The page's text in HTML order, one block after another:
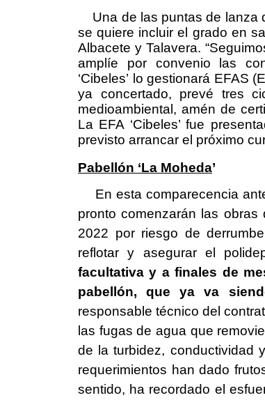
Una de las puntas de lanza
se quiere incluir el grado en
Albacete y Talavera.
amplíe por convenio las
‘Cibeles’ lo gestionará EFAS
ya concertado, prevé tres
medioambiental, amén de
La EFA ‘Cibeles’ fue
previsto arrancar el próximo
Pabellón ‘La Moheda’
En esta comparecencia
pronto comenzarán las obras
2022 por riesgo de
reflotar y asegurar el
facultativa y a finales de
pabellón, que ya va
responsable técnico del
las fugas de agua que
de la turbidez, conductividad
requerimientos han dado
sentido, ha recordado el